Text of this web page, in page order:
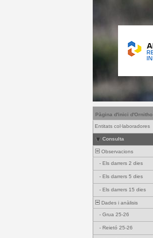
Pàgina d'inici d'Ornitho
Entitats col·laboradores
Consulta
Observacions
- Els darrers 2 dies
- Els darrers 5 dies
- Els darrers 15 dies
Dades i anàlisis
- Grua 25-26
- Reietó 25-26